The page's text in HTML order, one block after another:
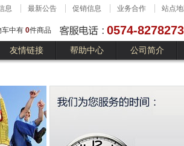
车中有 0件商品 0574-
息 最新公告 促销信息 业务合作 站点地
友情链接 帮助中心 公司简介